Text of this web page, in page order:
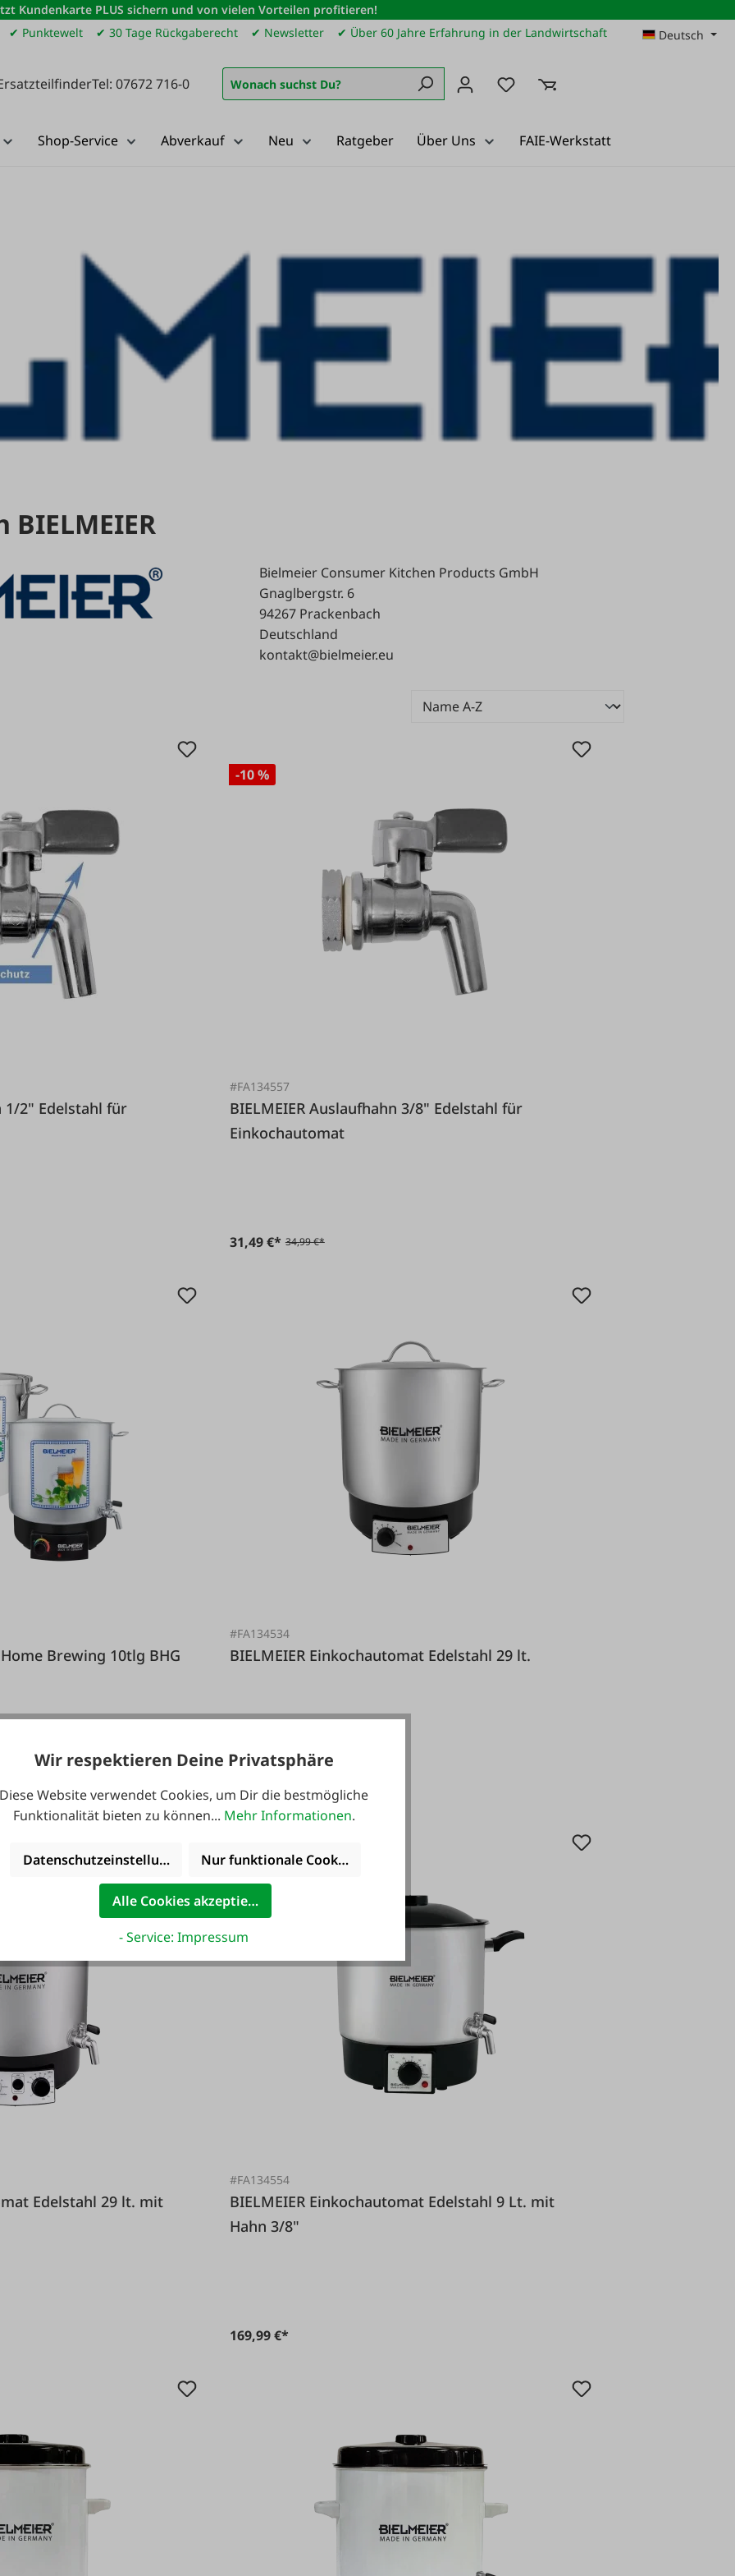
Kundenkarte PLUS sichern und von vielen Vorteilen profitieren!
✔ Punktewelt ✔ 30 Tage Rückgaberecht ✔ Newsletter ✔ Über 60 Jahre Erfahrung in der Landwirtschaft Deutsch
Tel: 07672 716-0 Du hast 0 Produkte auf dem
Shop-Service Abverkauf Neu Ratgeber Über Uns FAIE-Werkstatt
Bielmeier Consumer Kitchen Products GmbH
Gnaglbergstr. 6
94267 Prackenbach
Deutschland
kontakt@bielmeier.eu
-10 %
#FA134557
BIELMEIER Auslaufhahn 3/8" Edelstahl für
Einkochautomat
31,49 €* 34,99 €*
#FA134534
BIELMEIER Einkochautomat Edelstahl 29 lt.
199,99 €*
#FA134554
BIELMEIER Einkochautomat Edelstahl 9 Lt. mit
Hahn 3/8"
169,99 €*
Wir respektieren Deine Privatsphäre
Diese Website verwendet Cookies, um Dir die bestmögliche
Funktionalität bieten zu können... Mehr Informationen.
Datenschutzeinstellungen Nur funktionale Cookies akzeptieren
Alle Cookies akzeptieren
- Service: Impressum